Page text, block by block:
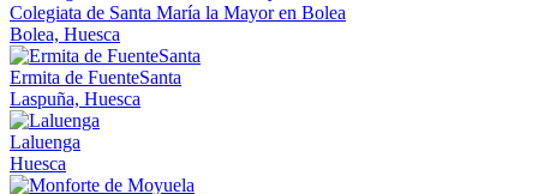
Colegiata de Santa María la Mayor en Bolea
Bolea, Huesca
Ermita de FuenteSanta
Laspuña, Huesca
Laluenga
Huesca